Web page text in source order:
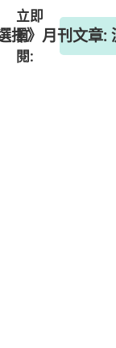
立即
訂
閱:
擇》月刊文章: